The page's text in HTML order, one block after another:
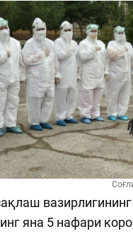
вазирлигининг
яна 5 нафари